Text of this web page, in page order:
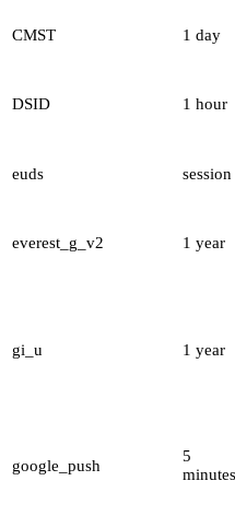
CMST 1 day
DSID 1 hour
euds session
everest_g_v2 1 year
gi_u 1 year
google_push
5
minutes